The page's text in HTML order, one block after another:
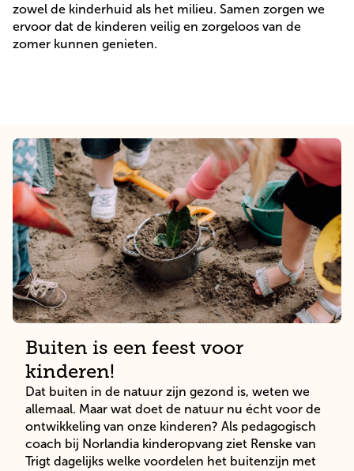
zowel de kinderhuid als het milieu. Samen zorgen we
ervoor dat de kinderen veilig en zorgeloos van de
zomer kunnen genieten.
Buiten is een feest voor
kinderen!
Dat buiten in de natuur zijn gezond is, weten we
allemaal. Maar wat doet de natuur nu écht voor de
ontwikkeling van onze kinderen? Als pedagogisch
coach bij Norlandia kinderopvang ziet Renske van
Trigt dagelijks welke voordelen het buitenzijn met